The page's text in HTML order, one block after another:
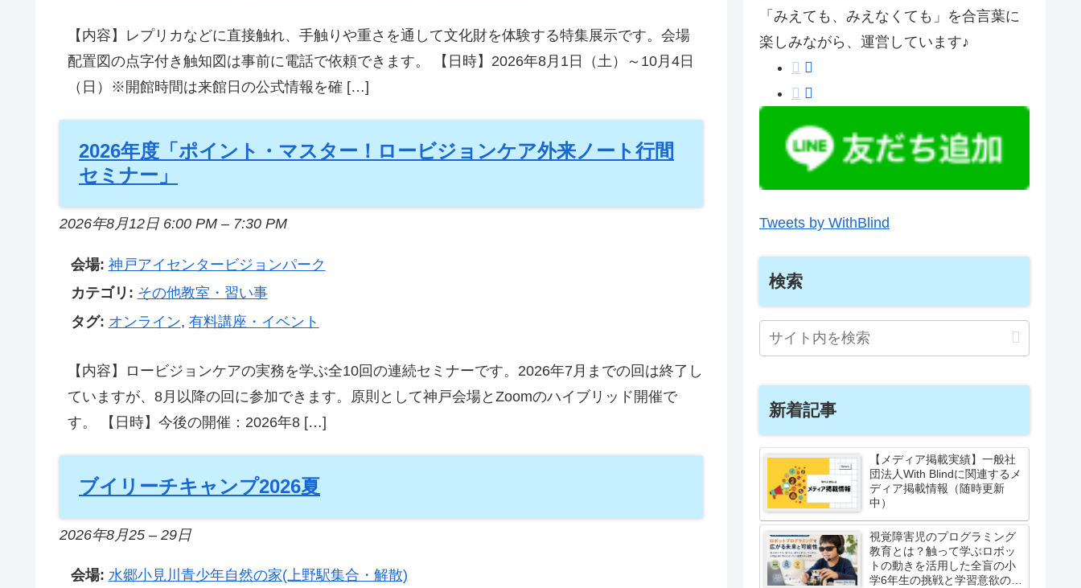
【内容】レプリカなどに直接触れ、手触りや重さを通して文化財を体験する特集展示です。会場
配置図の点字付き触知図は事前に電話で依頼できます。 【日時】2026年8月1日（土）～10月4日
（日）※開館時間は来館日の公式情報を確 […]
2026年度「ポイント・マスター！ロービジョンケア外来ノート行間
セミナー」
2026年8月12日 6:00 PM – 7:30 PM
会場: 神戸アイセンタービジョンパーク
カテゴリ: その他教室・習い事
タグ: オンライン, 有料講座・イベント
【内容】ロービジョンケアの実務を学ぶ全10回の連続セミナーです。2026年7月までの回は終了し
ていますが、8月以降の回に参加できます。原則として神戸会場とZoomのハイブリッド開催で
す。 【日時】今後の開催：2026年8 […]
ブイリーチキャンプ2026夏
2026年8月25 – 29日
会場: 水郷小見川青少年自然の家(上野駅集合・解散)
「みえても、みえなくても」を合言葉に
楽しみながら、運営しています♪
Tweets by WithBlind
検索
新着記事
【メディア掲載実績】一般社
団法人With Blindに関連するメ
ディア掲載情報（随時更新
中）
視覚障害児のプログラミング
教育とは？触って学ぶロボッ
トの動きを活用した全盲の小
学6年生の挑戦と学習意欲の高